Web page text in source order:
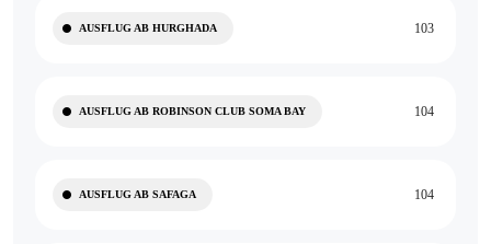
AUSFLUG AB HURGHADA 103
AUSFLUG AB ROBINSON CLUB SOMA BAY 104
AUSFLUG AB SAFAGA 104